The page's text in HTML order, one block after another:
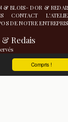
Compris !
Redais
|Politique de
& BLOIS- DOR &
CONTACT
DE NOTRE